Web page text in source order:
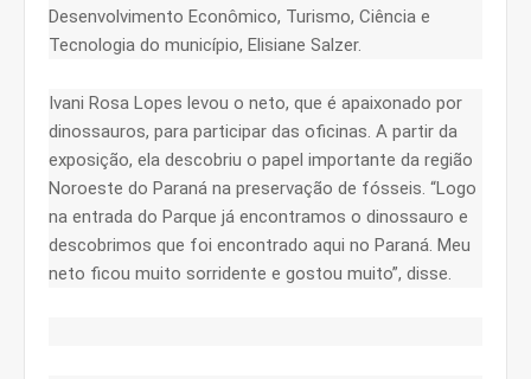
Desenvolvimento Econômico, Turismo, Ciência e
Tecnologia do município, Elisiane Salzer.
Ivani Rosa Lopes levou o neto, que é apaixonado por
dinossauros, para participar das oficinas. A partir da
exposição, ela descobriu o papel importante da região
Noroeste do Paraná na preservação de fósseis. “Logo
na entrada do Parque já encontramos o dinossauro e
descobrimos que foi encontrado aqui no Paraná. Meu
neto ficou muito sorridente e gostou muito”, disse.